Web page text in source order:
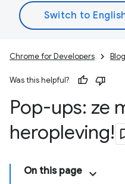
Chrome for Developers Blog
Was this helpful?
Pop-ups: ze
heropleving!
On this page